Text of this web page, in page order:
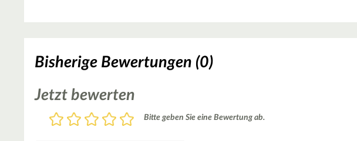
Bisherige Bewertungen (0)
Jetzt bewerten
Bewertung
5
4
3
2
1
Bitte geben Sie eine Bewertung ab.